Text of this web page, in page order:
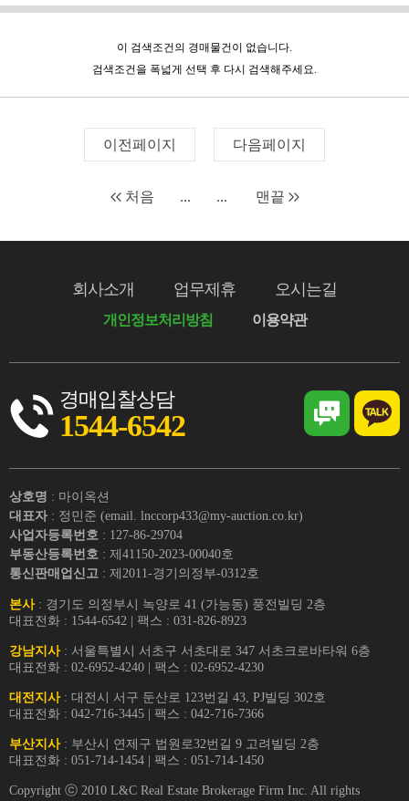
이 검색조건의 경매물건이 없습니다.
검색조건을 폭넓게 선택 후 다시 검색해주세요.
이전페이지 다음페이지
처음 ... ... 맨끝
회사소개 업무제휴 오시는길
개인정보처리방침 이용약관
경매입찰상담
1544-6542
상호명 : 마이옥션
대표자 : 정민준 (email. lnccorp433@my-auction.co.kr)
사업자등록번호 : 127-86-29704
부동산등록번호 : 제41150-2023-00040호
통신판매업신고 : 제2011-경기의정부-0312호
본사: 경기도 의정부시 녹양로 41 (가능동) 풍전빌딩 2층
대표전화 : 1544-6542 | 팩스 : 031-826-8923
강남지사: 서울특별시 서초구 서초대로 347 서초크로바타워 6층
대표전화 : 02-6952-4240 | 팩스 : 02-6952-4230
대전지사: 대전시 서구 둔산로 123번길 43, PJ빌딩 302호
대표전화 : 042-716-3445 | 팩스 : 042-716-7366
부산지사: 부산시 연제구 법원로32번길 9 고려빌딩 2층
대표전화 : 051-714-1454 | 팩스 : 051-714-1450
Copyright ⓒ 2010 L&C Real Estate Brokerage Firm Inc. All rights